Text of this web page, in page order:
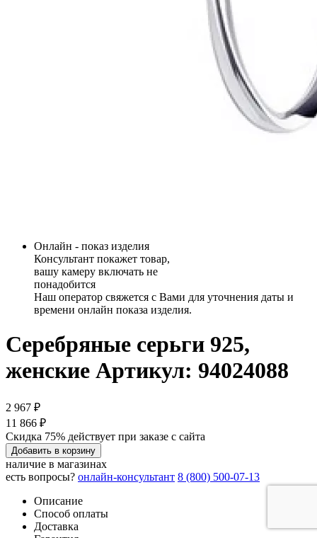
Онлайн - показ изделия
Консультант покажет товар,
вашу камеру включать не
понадобится
Наш оператор свяжется с Вами для уточнения даты и
времени онлайн показа изделия.
Серебряные серьги 925,
женские Артикул: 94024088
2 967 ₽
11 866 ₽
Скидка 75% действует при заказе с сайта
Добавить в корзину
наличие в магазинах
есть вопросы? онлайн-консультант 8 (800) 500-07-13
Описание
Способ оплаты
Доставка